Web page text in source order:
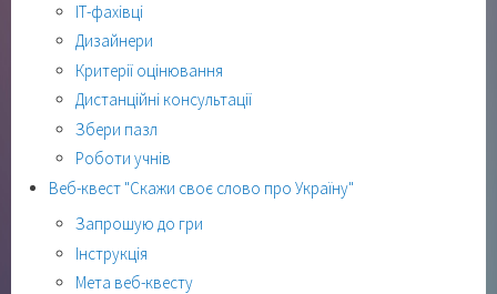
ІТ-фахівці
Дизайнери
Критерії оцінювання
Дистанційні консультації
Збери пазл
Роботи учнів
Веб-квест "Скажи своє слово про Україну"
Запрошую до гри
Інструкція
Мета веб-квесту